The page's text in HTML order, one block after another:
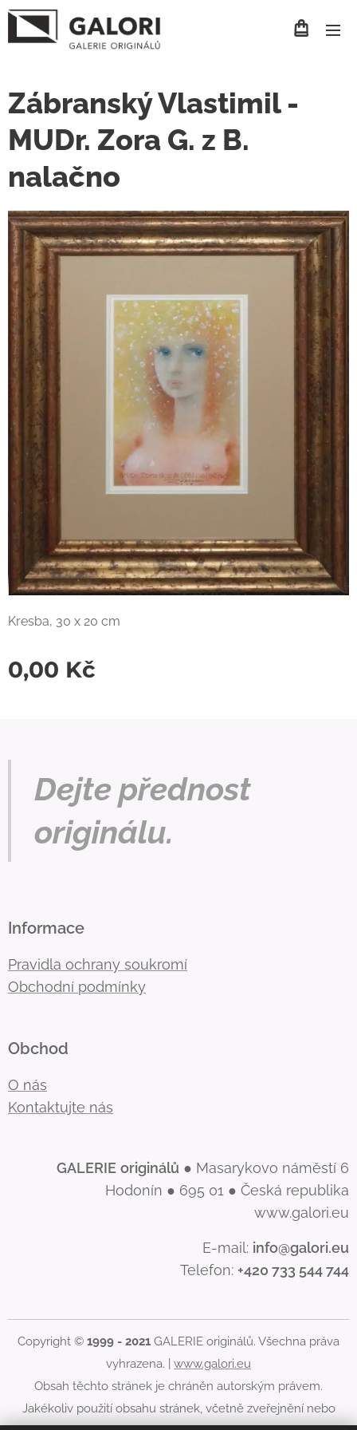
Zábranský Vlastimil -
MUDr. Zora G. z B.
nalačno
Kresba, 30 x 20 cm
0,00 Kč
Dejte přednost
originálu.
Informace
Pravidla ochrany soukromí
Obchodní podmínky
Obchod
O nás
Kontaktujte nás
GALERIE originálů ● Masarykovo náměstí 6
Hodonín ● 695 01 ● Česká republika
www.galori.eu
E-mail: info@galori.eu
Telefon: +420 733 544 744
Copyright © 1999 - 2021 GALERIE originálů. Všechna práva
vyhrazena. | www.galori.eu
Obsah těchto stránek je chráněn autorským právem.
Jakékoliv použití obsahu stránek, včetně zveřejnění nebo